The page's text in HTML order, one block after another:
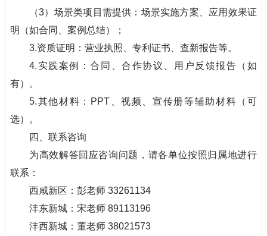
（3）场景类项目需提供：场景实施方案、应用效果证
明（如合同、案例总结）；
3.资质证明：营业执照、专利证书、查新报告等。
4.实践案例：合同、合作协议、用户反馈报告（如
有）。
5.其他材料：PPT、视频、宣传册等辅助材料（可
选）。
四、联系咨询
为高效解答回应咨询问题，请各单位按照归属地进行
联系：
西咸新区：彭老师 33261134
沣东新城：宋老师 89113196
沣西新城：董老师 38021573